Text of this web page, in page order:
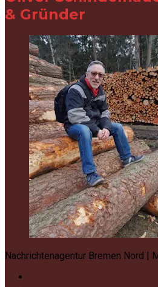
& Gründer
Nachrichtenagentur Bremen Nord |